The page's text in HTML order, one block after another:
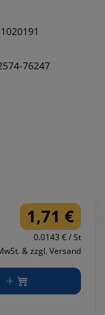
76247
1,71 €
0.0143 € / St
& zzgl. Versand